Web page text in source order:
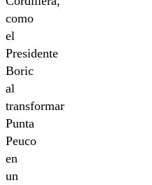
como
el
Presidente
Boric
al
transformar
Punta
Peuco
en
un